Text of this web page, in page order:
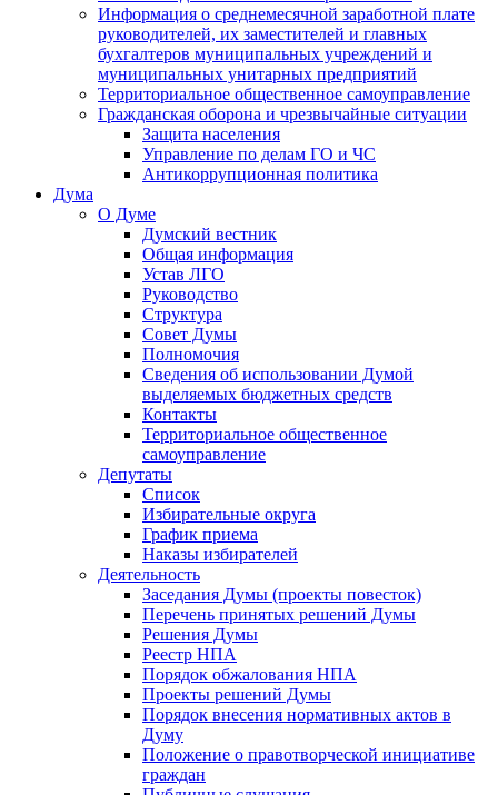
Информация о среднемесячной заработной плате
руководителей, их заместителей и главных
бухгалтеров муниципальных учреждений и
муниципальных унитарных предприятий
Территориальное общественное самоуправление
Гражданская оборона и чрезвычайные ситуации
Защита населения
Управление по делам ГО и ЧС
Антикоррупционная политика
Дума
О Думе
Думский вестник
Общая информация
Устав ЛГО
Руководство
Структура
Совет Думы
Полномочия
Сведения об использовании Думой
выделяемых бюджетных средств
Контакты
Территориальное общественное
самоуправление
Депутаты
Список
Избирательные округа
График приема
Наказы избирателей
Деятельность
Заседания Думы (проекты повесток)
Перечень принятых решений Думы
Решения Думы
Реестр НПА
Порядок обжалования НПА
Проекты решений Думы
Порядок внесения нормативных актов в
Думу
Положение о правотворческой инициативе
граждан